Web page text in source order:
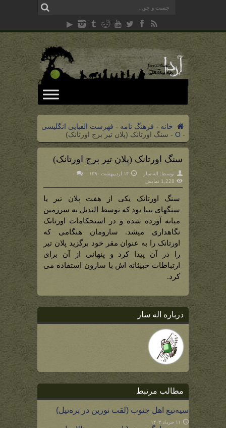
خانه - فرهنگ نامه - فهرست الفبایی انگلیسی
-
O
- سنگ اورتانک (پلان تیر برج اورتانک)
سنگ اورتانک (پلان تیر برج اورتانک)
توسط: اله سار ۱۴ اردیبهشت ۱۳۹۰
۰
1,228 نمایش
سنگ اورتانک یکی از هفت پلان تیر یا
سنگهای بینا بود که توسط الندیل به سرزمین
میانه آورده شده و در استحکامات اورتانک
نگاهداری میشد. سارومان هنگامی که
اورتانک را به عنوان مقر خود برگزید پلان تیر
را در آن پیدا کرد و پنهانی از آن برای
ارتباطات خبیثانه اش با سارون استفاده می
کرد.
درباره اله سار
مطالب مرتبط
سیه‌تیغ اهل جنوب (لقب تورین در بره‌تیل)
۱۱ خرداد ۱۴۰۳